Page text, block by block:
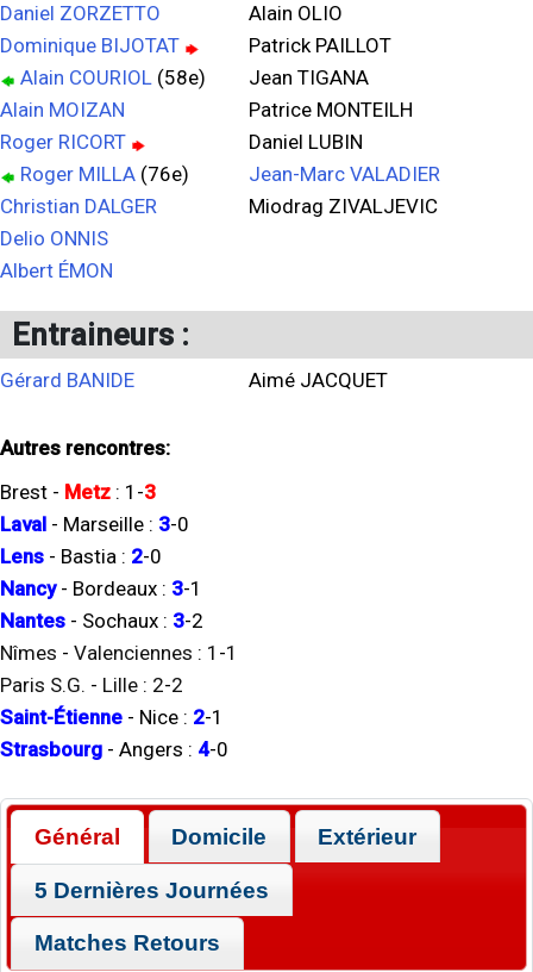
Daniel ZORZETTO
Dominique BIJOTAT
Alain COURIOL (58e)
Alain MOIZAN
Roger RICORT
Roger MILLA (76e)
Christian DALGER
Delio ONNIS
Albert ÉMON
Alain OLIO
Patrick PAILLOT
Jean TIGANA
Patrice MONTEILH
Daniel LUBIN
Jean-Marc VALADIER
Miodrag ZIVALJEVIC
Entraineurs :
Gérard BANIDE Aimé JACQUET
Autres rencontres:
Brest - Metz : 1 -3
Laval - Marseille : 3-0
Lens - Bastia : 2-0
Nancy- Bordeaux : 3-1
Nantes - Sochaux : 3-2
Nîmes - Valenciennes : 1 -1
Paris S.G. - Lille : 2-2
Saint-Étienne - Nice : 2-1
Strasbourg - Angers : 4-0
Général Domicile Extérieur
5 Dernières Journées
Matches Retours